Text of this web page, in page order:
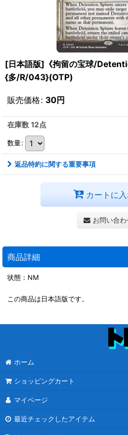
[日本語版]《拘留の宝球/
{多/R/043}(OTP)
販売価格: 30円
在庫数 12点
数量:
返品特約に関する重要事項
カートに
お問い合わ
商品詳細
状態：NM
この商品は日本語版です。
ホーム
ショッピングカート
マイページ
最近チェックしたアイテム